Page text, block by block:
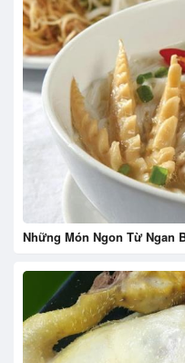
Những Món Ngon Từ Ngan